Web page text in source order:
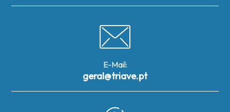
E-Mail:
geral@triave.pt